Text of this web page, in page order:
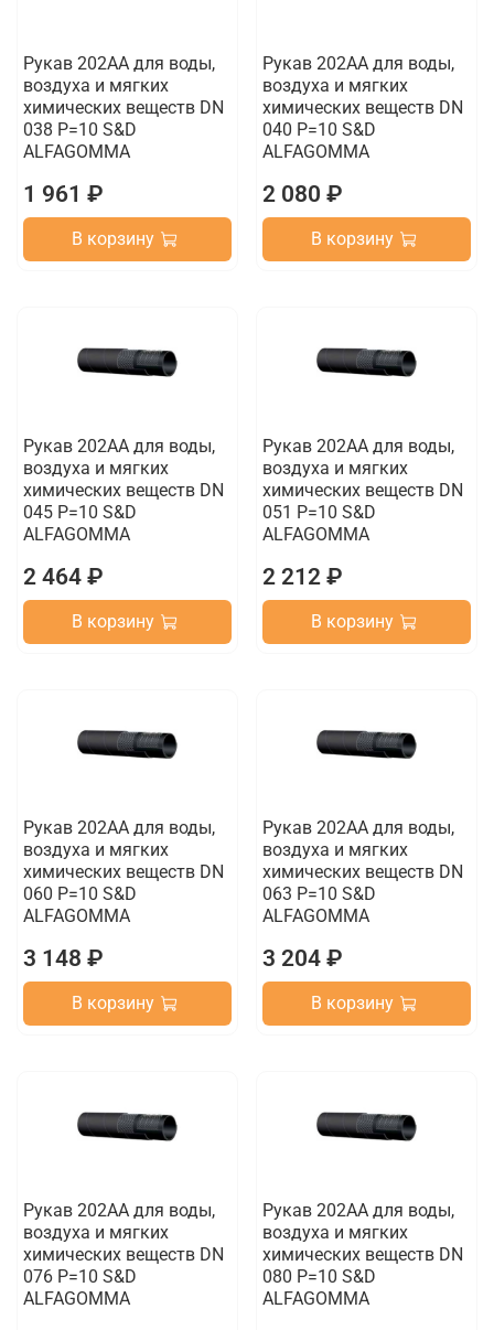
Рукав 202AA для воды,
воздуха и мягких
химических веществ DN
038 P=10 S&D
ALFAGOMMA
1 961 ₽
В корзину
Рукав 202AA для воды,
воздуха и мягких
химических веществ DN
040 P=10 S&D
ALFAGOMMA
2 080 ₽
В корзину
Рукав 202AA для воды,
воздуха и мягких
химических веществ DN
045 P=10 S&D
ALFAGOMMA
2 464 ₽
В корзину
Рукав 202AA для воды,
воздуха и мягких
химических веществ DN
051 P=10 S&D
ALFAGOMMA
2 212 ₽
В корзину
Рукав 202AA для воды,
воздуха и мягких
химических веществ DN
060 P=10 S&D
ALFAGOMMA
3 148 ₽
В корзину
Рукав 202AA для воды,
воздуха и мягких
химических веществ DN
063 P=10 S&D
ALFAGOMMA
3 204 ₽
В корзину
Рукав 202AA для воды,
воздуха и мягких
химических веществ DN
076 P=10 S&D
ALFAGOMMA
Рукав 202AA для воды,
воздуха и мягких
химических веществ DN
080 P=10 S&D
ALFAGOMMA